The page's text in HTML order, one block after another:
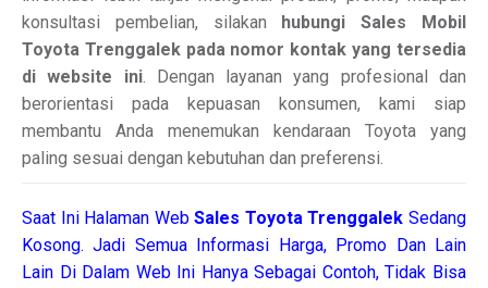
konsultasi pembelian, silakan hubungi Sales Mobil
Toyota Trenggalek pada nomor kontak yang tersedia
di website ini. Dengan layanan yang profesional dan
berorientasi pada kepuasan konsumen, kami siap
membantu Anda menemukan kendaraan Toyota yang
paling sesuai dengan kebutuhan dan preferensi.
Saat Ini Halaman WebSales Toyota TrenggalekSedang
Kosong. Jadi Semua Informasi Harga, Promo Dan Lain
Lain Di Dalam Web Ini Hanya Sebagai Contoh, Tidak Bisa